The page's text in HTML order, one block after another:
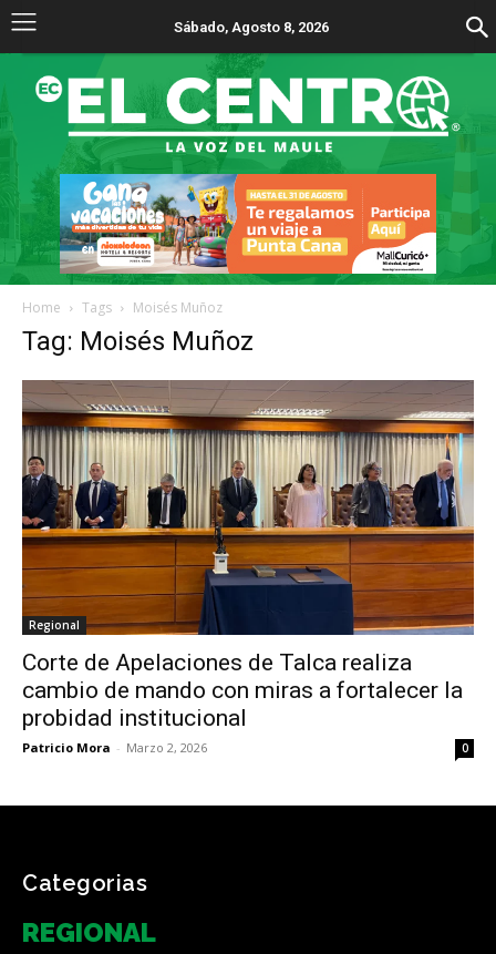
Sábado, Agosto 8, 2026
Home Tags Moisés Muñoz
Tag: Moisés Muñoz
Regional
Corte de Apelaciones de Talca realiza
cambio de mando con miras a fortalecer la
probidad institucional
Patricio Mora - Marzo 2, 2026 0
Categorias
REGIONAL